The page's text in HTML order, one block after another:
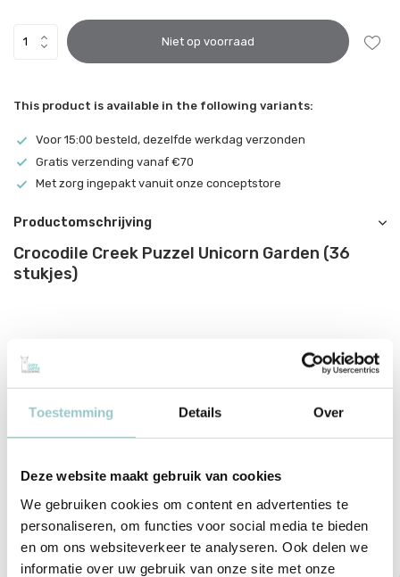
Toestemming Details Over
Deze website maakt gebruik van cookies
We gebruiken cookies om content en advertenties te
personaliseren, om functies voor social media te bieden
en om ons websiteverkeer te analyseren. Ook delen we
informatie over uw gebruik van onze site met onze
Niet op voorraad
This product is available in the following variants:
Voor 15:00 besteld, dezelfde werkdag verzonden
Gratis verzending vanaf €70
Met zorg ingepakt vanuit onze conceptstore
Productomschrijving
Crocodile Creek Puzzel Unicorn Garden (36
stukjes)
Productspecificaties
SKU CC40775
Bekijk ook deze must-haves